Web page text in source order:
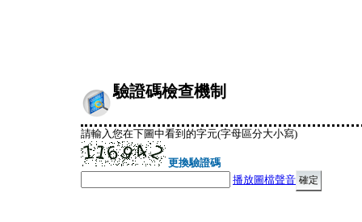
驗證碼檢查機制
請輸入您在下圖中看到的字元(字母區分大小寫)
更換驗證碼
播放圖檔聲音